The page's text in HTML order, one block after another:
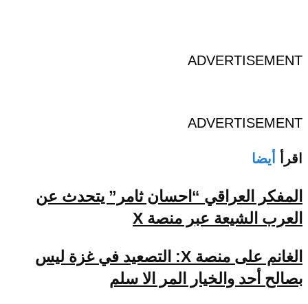
ADVERTISEMENT
ADVERTISEMENT
اقرأ أيضا
المفكر العراقي “احسان ثامر” يتحدث عن
العرب الشيعة عبر منصة X
الغانم على منصة X: التصعيد في غزة ليس
بصالح أحد والخيار المر الا سلم